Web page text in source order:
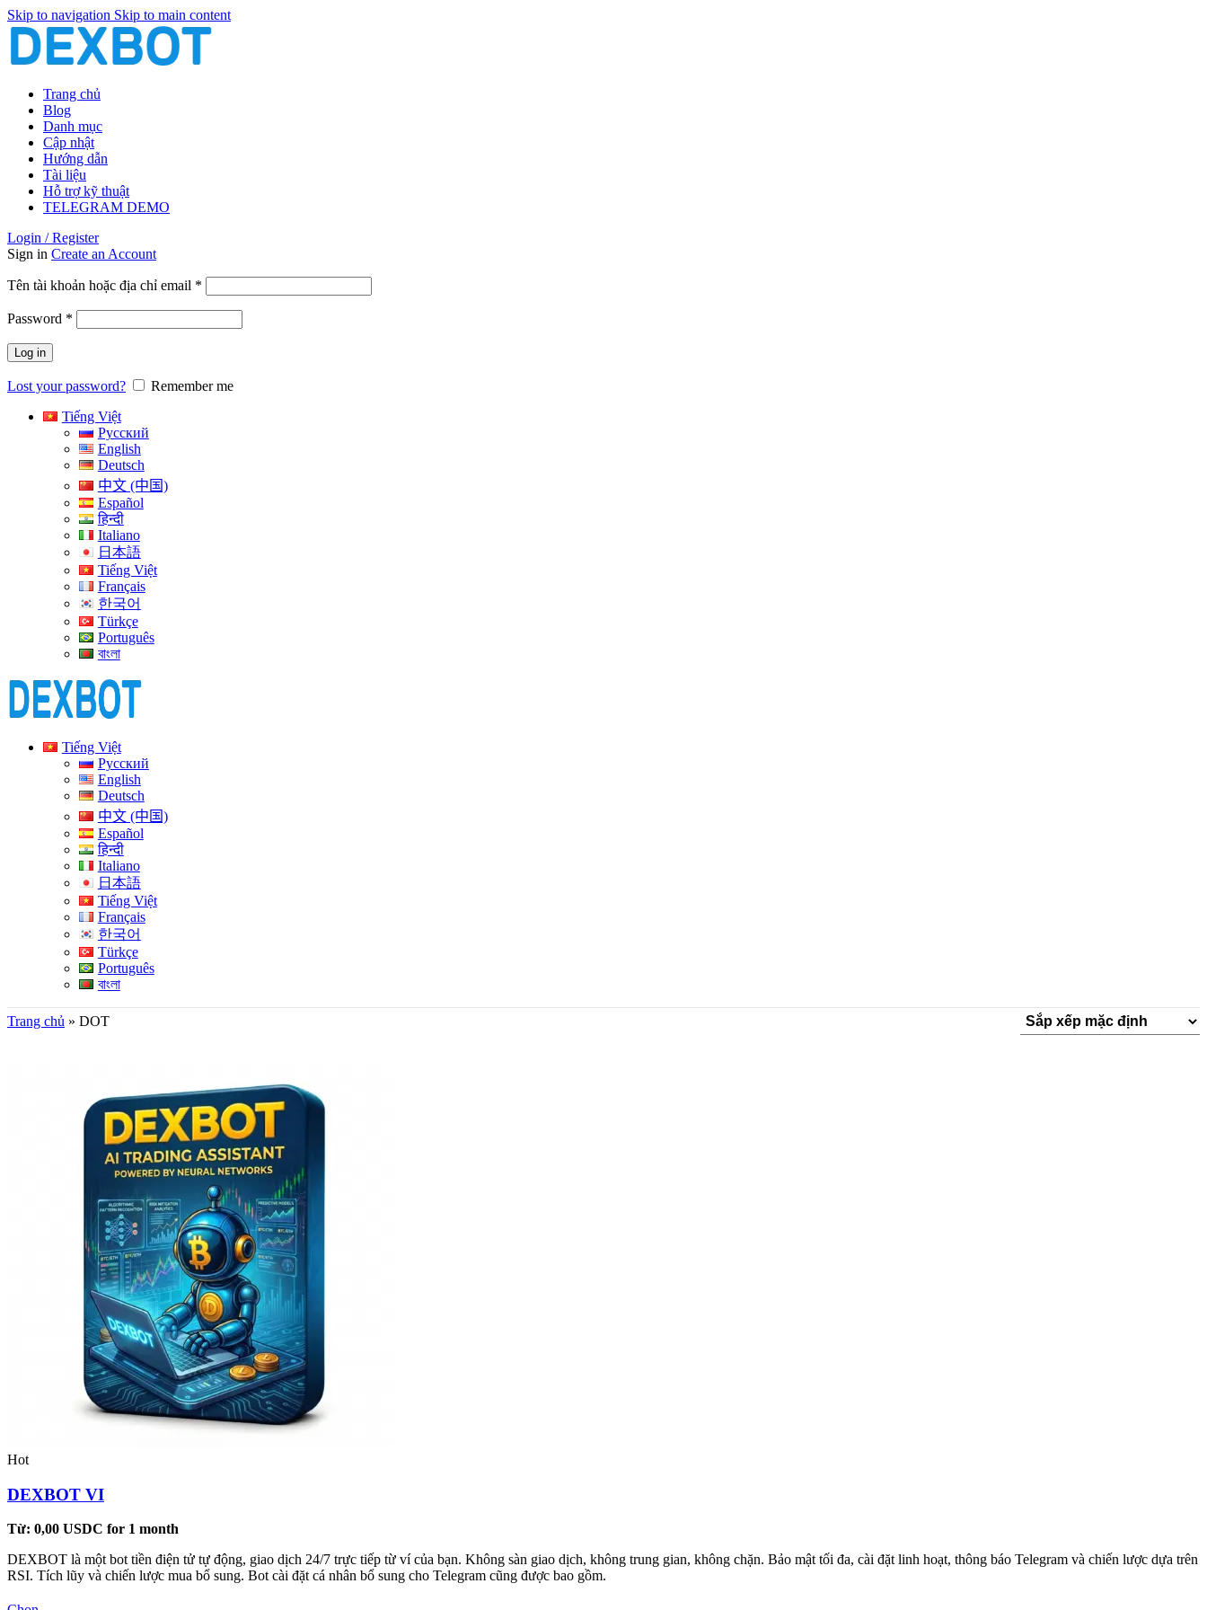
Skip to navigation Skip to main content
Trang chủ
Blog
Danh mục
Cập nhật
Hướng dẫn
Tài liệu
Hỗ trợ kỹ thuật
TELEGRAM DEMO
Login / Register
Sign in Create an Account
Tên tài khoản hoặc địa chỉ email *
buộc
Password *
buộc
Log in
Lost your password?
Remember me
Tiếng Việt
Русский
English
Deutsch
中文 (中国)
Español
हिन्दी
Italiano
日本語
Tiếng Việt
Français
한국어
Türkçe
Português
বাংলা
Tiếng Việt
Русский
English
Deutsch
中文 (中国)
Español
हिन्दी
Italiano
日本語
Tiếng Việt
Français
한국어
Türkçe
Português
বাংলা
Trang chủ » DOT
Hot
DEXBOT VI
Từ: 0,00 USDC for 1 month
DEXBOT là một bot tiền điện tử tự động, giao dịch 24/7 trực tiếp từ ví của bạn. Không sàn giao dịch, không trung gian, không chặn. Bảo mật tối đa, cài đặt linh hoạt, thông báo Telegram và chiến lược dựa trên
RSI. Tích lũy và chiến lược mua bổ sung. Bot cài đặt cá nhân bổ sung cho Telegram cũng được bao gồm.